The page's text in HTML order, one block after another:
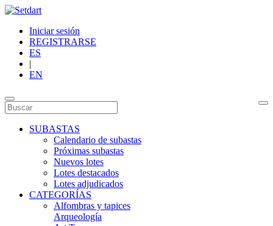
Iniciar sesión
REGISTRARSE
ES
|
EN
SUBASTAS
Calendario de subastas
Próximas subastas
Nuevos lotes
Lotes destacados
Lotes adjudicados
CATEGORÍAS
Alfombras y tapices
Arqueología